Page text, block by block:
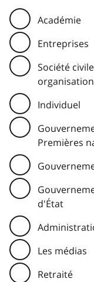
Académie
Entreprises
Société
Individuel
Premières
d'État
Les médias
Retraité